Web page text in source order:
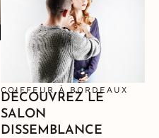
COIFFEUR À BORDEAUX
DÉCOUVREZ LE
SALON
DISSEMBLANCE